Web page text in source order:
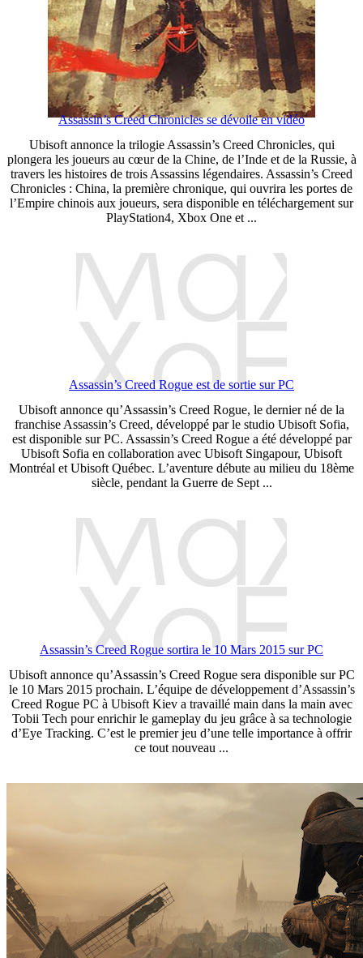
Assassin’s Creed Chronicles se dévoile en vidéo
Ubisoft annonce la trilogie Assassin’s Creed Chronicles, qui
plongera les joueurs au cœur de la Chine, de l’Inde et de la Russie, à
travers les histoires de trois Assassins légendaires. Assassin’s Creed
Chronicles : China, la première chronique, qui ouvrira les portes de
l’Empire chinois aux joueurs, sera disponible en téléchargement sur
PlayStation4, Xbox One et ...
Assassin’s Creed Rogue est de sortie sur PC
Ubisoft annonce qu’Assassin’s Creed Rogue, le dernier né de la
franchise Assassin’s Creed, développé par le studio Ubisoft Sofia,
est disponible sur PC. Assassin’s Creed Rogue a été développé par
Ubisoft Sofia en collaboration avec Ubisoft Singapour, Ubisoft
Montréal et Ubisoft Québec. L’aventure débute au milieu du 18ème
siècle, pendant la Guerre de Sept ...
Assassin’s Creed Rogue sortira le 10 Mars 2015 sur PC
Ubisoft annonce qu’Assassin’s Creed Rogue sera disponible sur PC
le 10 Mars 2015 prochain. L’équipe de développement d’Assassin’s
Creed Rogue PC à Ubisoft Kiev a travaillé main dans la main avec
Tobii Tech pour enrichir le gameplay du jeu grâce à sa technologie
d’Eye Tracking. C’est le premier jeu d’une telle importance à offrir
ce tout nouveau ...